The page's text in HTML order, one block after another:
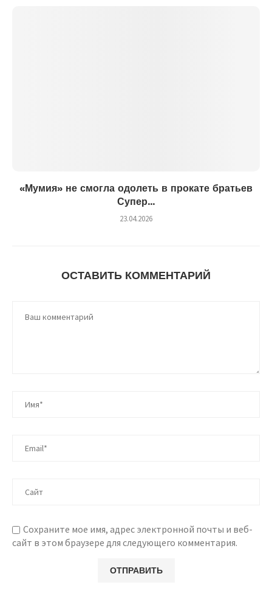
«Мумия» не смогла одолеть в прокате братьев
Супер...
23.04.2026
ОСТАВИТЬ КОММЕНТАРИЙ
Сохраните мое имя, адрес электронной почты и веб-
сайт в этом браузере для следующего комментария.